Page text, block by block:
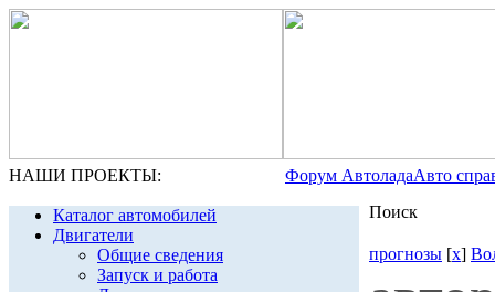
НАШИ ПРОЕКТЫ: Форум АвтоладаАвто
Каталог автомобилей
Двигатели
Общие сведения
Запуск и работа
Поиск
прогнозы [x]